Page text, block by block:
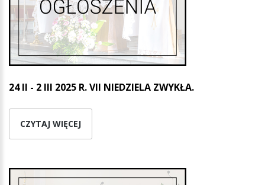
24 II - 2 III 2025 R. VII NIEDZIELA ZWYKŁA.
CZYTAJ WIĘCEJ